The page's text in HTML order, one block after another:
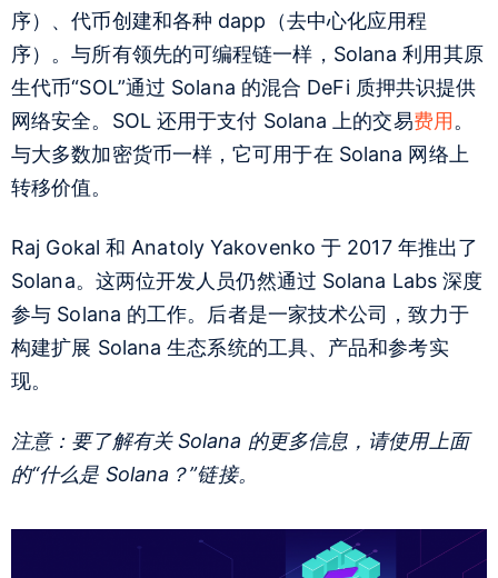
序）、代币创建和各种 dapp（去中心化应用程
序）。与所有领先的可编程链一样，Solana 利用其原
生代币“SOL”通过 Solana 的混合 DeFi 质押共识提供
网络安全。SOL 还用于支付 Solana 上的交易费用。
与大多数加密货币一样，它可用于在 Solana 网络上
转移价值。
Raj Gokal 和 Anatoly Yakovenko 于 2017 年推出了
Solana。这两位开发人员仍然通过 Solana Labs 深度
参与 Solana 的工作。后者是一家技术公司，致力于
构建扩展 Solana 生态系统的工具、产品和参考实
现。
注意：要了解有关 Solana 的更多信息，请使用上面
的“什么是 Solana？”链接。